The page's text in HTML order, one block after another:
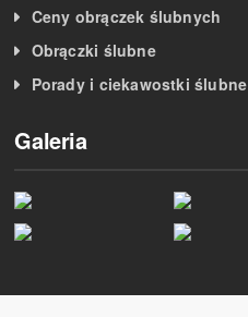
Ceny obrączek ślubnych
Obrączki ślubne
Porady i ciekawostki ślubne
Galeria